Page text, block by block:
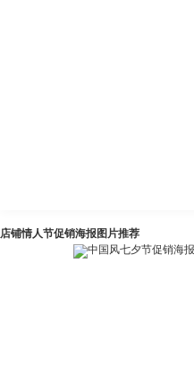
店铺情人节促销海报图片推荐